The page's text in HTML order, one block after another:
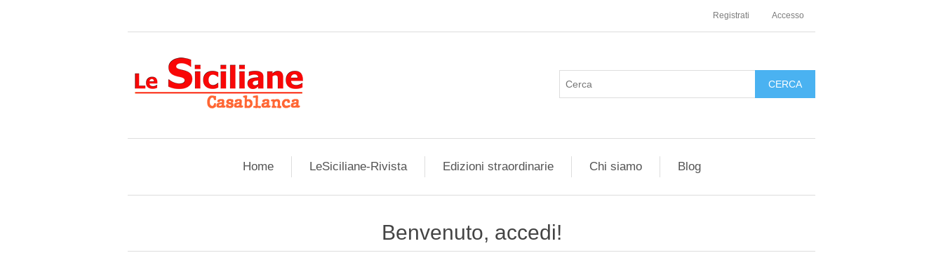
Registrati Accesso
Home LeSiciliane-Rivista Edizioni straordinarie Chi siamo Blog
Benvenuto, accedi!